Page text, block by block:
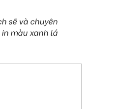
sẽ và chuyên
màu xanh lá